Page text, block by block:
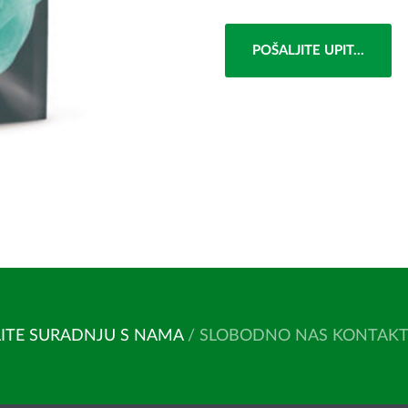
POŠALJITE UPIT...
SURADNJU S NAMA / SLOBODNO NAS